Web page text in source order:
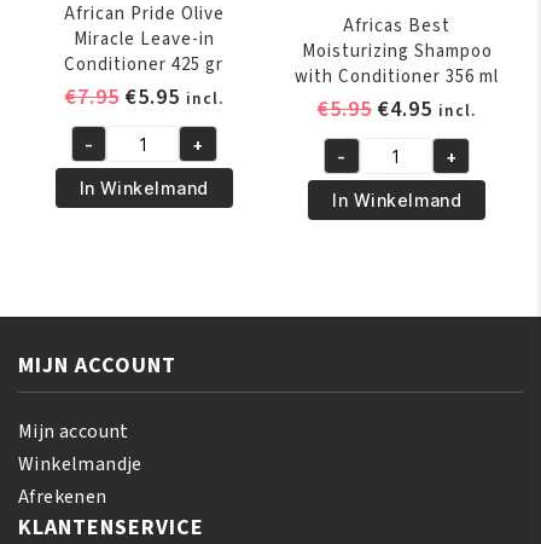
African Pride Olive
Miracle Leave-in
Conditioner 425 gr
€7.95 Oorspronkelijke
was:
€7.95.
€5.95Huidige
prijs
is:
€5.95.
incl.
African
Pride
Olive
425
gr
aantal
- +
In Winkelmand
Africas Best
Moisturizing Shampoo
with Conditioner 356 ml
€5.95
was:
€5.95.
€4.95 Huidige
prijs
is:
€4.95.
incl.
Africas
Best
Moisturizing
Conditioner
aantal
- +
In Winkelmand
MIJN ACCOUNT
Mijn account
Winkelmandje
Afrekenen
KLANTENSERVICE